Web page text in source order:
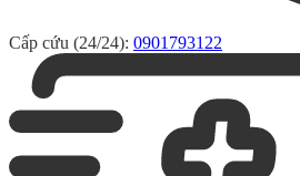
Cấp cứu (24/24): 0901793122